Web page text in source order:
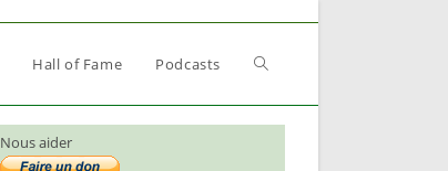
Hall of Fame Podcasts Toggle
Nous aider